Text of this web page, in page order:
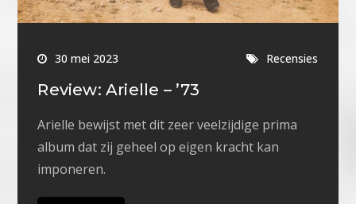
30 mei 2023 Recensies
Review: Arielle – ’73
Arielle bewijst met dit zeer veelzijdige prima
album dat zij geheel op eigen kracht kan
imponeren.